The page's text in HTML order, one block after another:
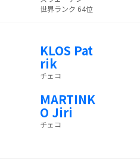
世界ランク 64位
KLOS Pat
rik
チェコ
MARTINK
O Jiri
チェコ